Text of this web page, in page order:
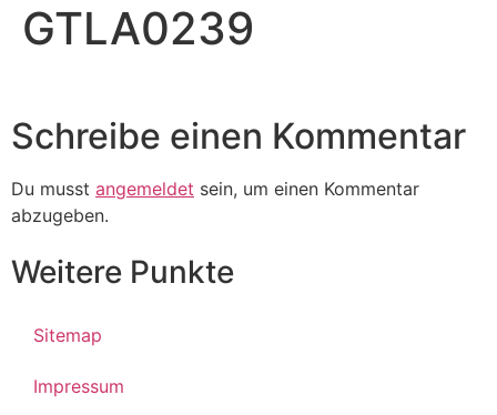
GTLA0239
Schreibe einen Kommentar
Du musst angemeldet sein, um einen Kommentar
abzugeben.
Weitere Punkte
Sitemap
Impressum